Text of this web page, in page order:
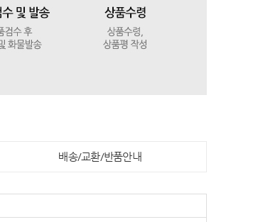
배송/교환/반품안내